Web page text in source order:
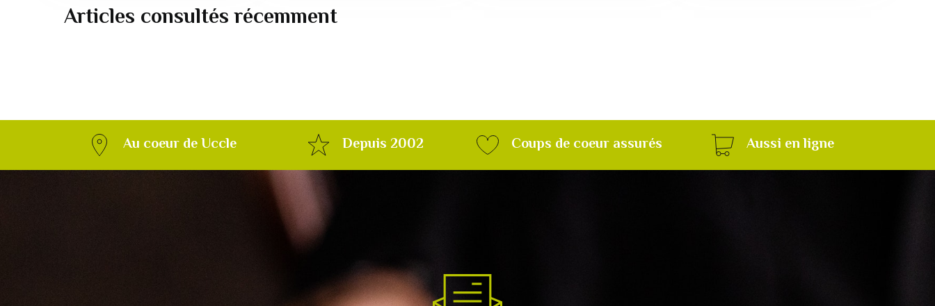
Articles consultés récemment
Au coeur de Uccle Depuis 2002 Coups de coeur assurés Aussi en ligne